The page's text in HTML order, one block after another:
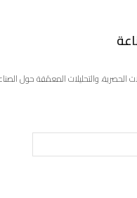
التكوين في التجارة
مكتب التكوين المهني وإنعاش
غير المُصرَّح بهم ويعِدُ
التكوين
الصغرى والتشغيل
المُصرّح بهم لدى الصندوق الوطني
الحصرية، والتحليلات المعمّقة حول